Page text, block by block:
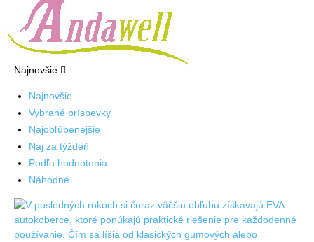
Odporúčame prečítať
PR články
Najnovšie
Najnovšie
Vybrané príspevky
Najobľúbenejšie
Naj za týždeň
Podľa hodnotenia
Náhodné